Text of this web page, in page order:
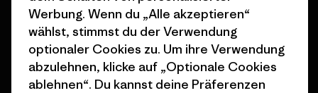
Stores in deiner Nähe
Werbung. Wenn du „Alle akzeptieren“
wählst, stimmst du der Verwendung
optionaler Cookies zu. Um ihre Verwendung
abzulehnen, klicke auf „Optionale Cookies
ablehnen“. Du kannst deine Präferenzen